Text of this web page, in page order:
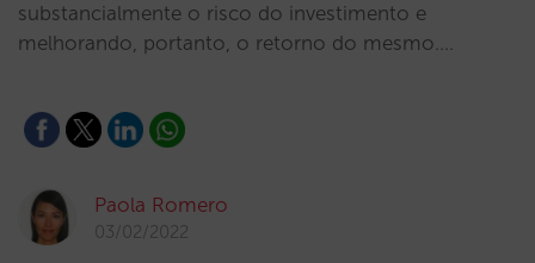
substancialmente o risco do investimento e
melhorando, portanto, o retorno do mesmo.…
Paola Romero
03/02/2022